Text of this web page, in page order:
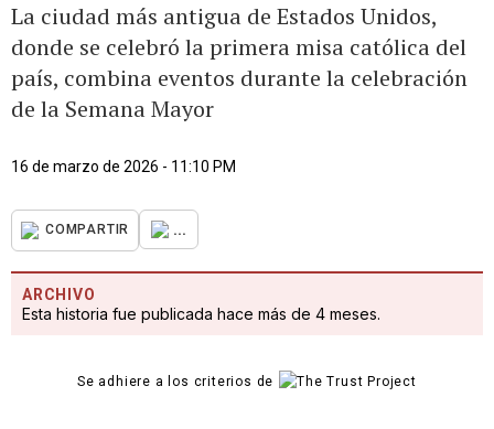
La ciudad más antigua de Estados Unidos,
donde se celebró la primera misa católica del
país, combina eventos durante la celebración
de la Semana Mayor
16 de marzo de 2026 - 11:10 PM
COMPARTIR ...
ARCHIVO
Esta historia fue publicada hace más de 4 meses.
Se adhiere a los criterios de